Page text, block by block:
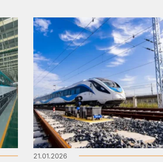
21.01.2026